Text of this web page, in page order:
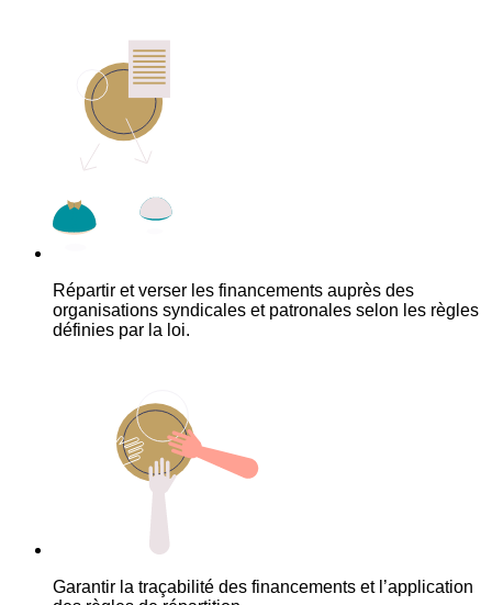
Répartir et verser les financements auprès des
organisations syndicales et patronales selon les règles
définies par la loi.
Garantir la traçabilité des financements et l’application